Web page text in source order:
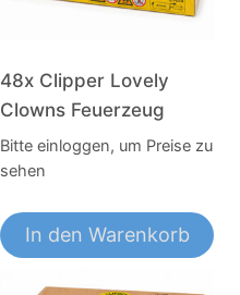
48x Clipper Lovely
Clowns Feuerzeug
Bitte einloggen, um Preise zu
sehen
In den Warenkorb